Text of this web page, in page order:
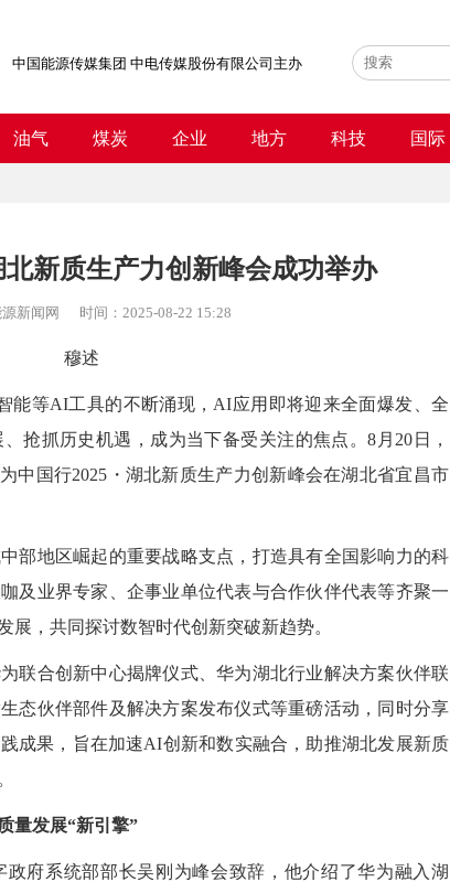
中国能源传媒集团 中电传媒股份有限公司主办
油气 煤炭 企业 地方 科技 国际
北新质生产力创新峰会成功举办
新闻网 时间： 2025-08-22 15:28
穆述
能等AI工具的不断涌现，AI应用即将迎来全面爆发、全
抢抓历史机遇，成为当下备受关注的焦点。8月20日，
中国行2025・湖北新质生产力创新峰会在湖北省宜昌市
地区崛起的重要战略支点，打造具有全国影响力的科
及业界专家、企事业单位代表与合作伙伴代表等齐聚一
，共同探讨数智时代创新突破新趋势。
合创新中心揭牌仪式、华为湖北行业解决方案伙伴联
态伙伴部件及解决方案发布仪式等重磅活动，同时分享
成果，旨在加速AI创新和数实融合，助推湖北发展新质
量发展“新引擎”
系统部部长吴刚为峰会致辞，他介绍了华为融入湖